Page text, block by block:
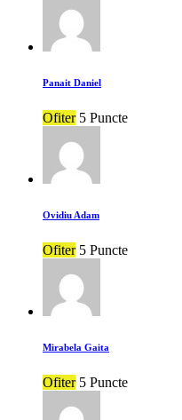
Panait Daniel
Ofiter 5 Puncte
Ovidiu Adam
Ofiter 5 Puncte
Mirabela Gaita
Ofiter 5 Puncte